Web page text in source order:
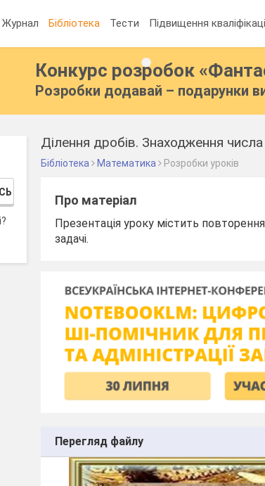
Журнал Бібліотека Тести Підвищення
Конкурс розробок
Розробки додавай – подарунки
Ділення дробів. Знаходження
Бібліотека Математика Розробки уроків
Про матеріал
Презентація уроку містить
задачі.
Перегляд файлу